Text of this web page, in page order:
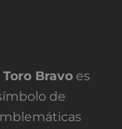
Toro Bravo es
de